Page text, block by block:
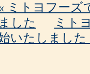
ミトヨフーズ
ました
ミト
いたしました